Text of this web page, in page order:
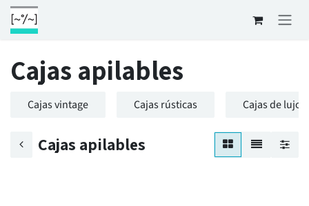
Ir al contenido
Cajas apilables
Cajas vintage Cajas rústicas Cajas de lujo
Cajas apilables